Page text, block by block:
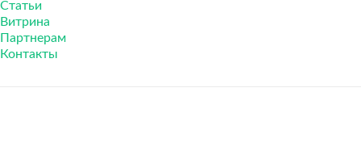
Cтатьи
Витрина
Партнерам
Контакты